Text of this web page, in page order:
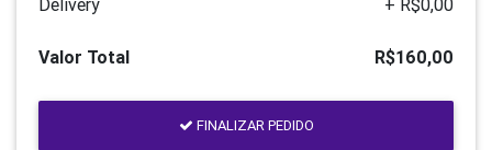
Valor Total R$160,00
FINALIZAR PEDIDO